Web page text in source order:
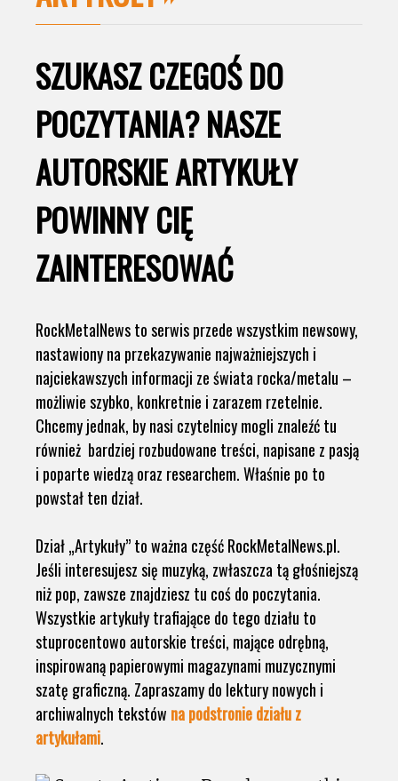
SZUKASZ CZEGOŚ DO
POCZYTANIA? NASZE
AUTORSKIE ARTYKUŁY
POWINNY CIĘ
ZAINTERESOWAĆ
RockMetalNews to serwis przede wszystkim newsowy,
nastawiony na przekazywanie najważniejszych i
najciekawszych informacji ze świata rocka/metalu –
możliwie szybko, konkretnie i zarazem rzetelnie.
Chcemy jednak, by nasi czytelnicy mogli znaleźć tu
również bardziej rozbudowane treści, napisane z pasją
i poparte wiedzą oraz researchem. Właśnie po to
powstał ten dział.
Dział „Artykuły” to ważna część RockMetalNews.pl.
Jeśli interesujesz się muzyką, zwłaszcza tą głośniejszą
niż pop, zawsze znajdziesz tu coś do poczytania.
Wszystkie artykuły trafiające do tego działu to
stuprocentowo autorskie treści, mające odrębną,
inspirowaną papierowymi magazynami muzycznymi
szatę graficzną. Zapraszamy do lektury nowych i
archiwalnych tekstów na podstronie działu z
artykułami.